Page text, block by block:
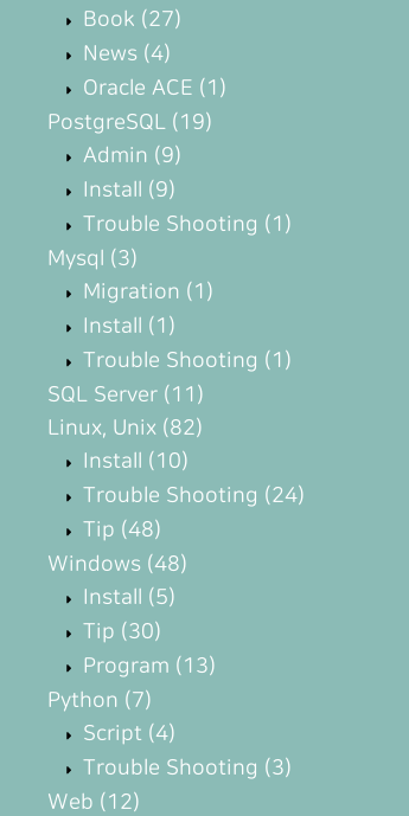
Book (27)
News (4)
Oracle ACE (1)
PostgreSQL (19)
Admin (9)
Install (9)
Trouble Shooting (1)
Mysql (3)
Migration (1)
Install (1)
Trouble Shooting (1)
SQL Server (11)
Linux, Unix (82)
Install (10)
Trouble Shooting (24)
Tip (48)
Windows (48)
Install (5)
Tip (30)
Program (13)
Python (7)
Script (4)
Trouble Shooting (3)
Web (12)